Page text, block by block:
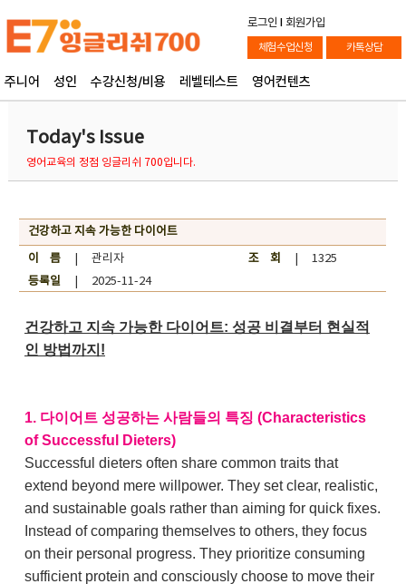
로그인 l 회원가입
체험수업신청 카톡상담
주니어 성인 수강신청/비용 레벨테스트 영어컨텐츠
Today's Issue
영어교육의 정점 잉글리쉬 700입니다.
건강하고 지속 가능한 다이어트
이 름| 관리자 조 회
| 1325
등록일| 2025-11-24
건강하고 지속 가능한 다이어트: 성공 비결부터 현실적
인 방법까지!
1. 다이어트 성공하는 사람들의 특징 (Characteristics
of Successful Dieters)
Successful dieters often share common traits that
extend beyond mere willpower. They set clear, realistic,
and sustainable goals rather than aiming for quick fixes.
Instead of comparing themselves to others, they focus
on their personal progress. They prioritize consuming
sufficient protein and consciously choose to move their